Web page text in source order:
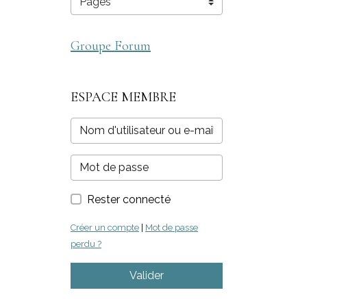
Groupe Forum
ESPACE MEMBRE
Rester connecté
Créer un compte
Mot de passe
perdu ?
Valider